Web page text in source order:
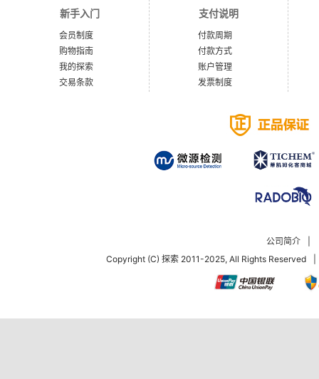
新手入门
会员制度
购物指南
我的探索
交易条款
支付说明
付款周期
付款方式
账户管理
发票制度
公司简介
Copyright (C) 探索 2011-2025, All Rights Reserved